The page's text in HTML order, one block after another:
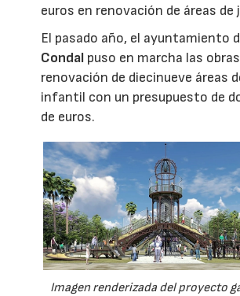
euros en renovación de áreas de
El pasado año, el ayuntamiento
Condal puso en marcha las
renovación de diecinueve áreas
infantil con un presupuesto de
de euros.
Imagen renderizada del proyecto